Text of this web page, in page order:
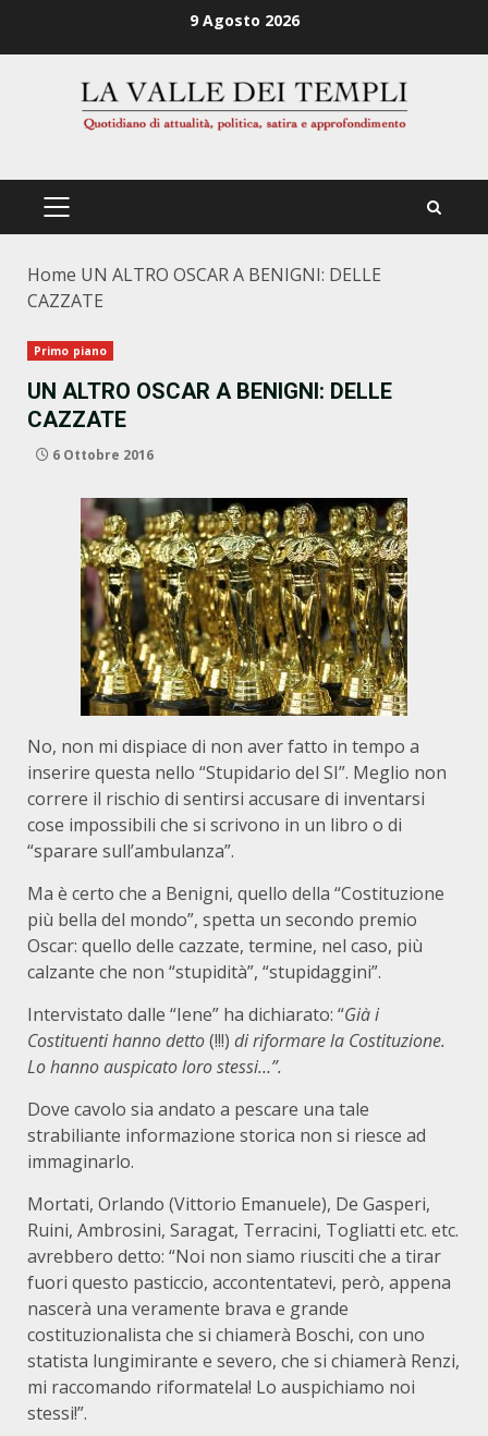
9 Agosto 2026
PRIMÄRES
Home UN ALTRO OSCAR A BENIGNI: DELLE
CAZZATE
Primo piano
UN ALTRO OSCAR A BENIGNI: DELLE
CAZZATE
6 Ottobre 2016
No, non mi dispiace di non aver fatto in tempo a
inserire questa nello “Stupidario del SI”. Meglio non
correre il rischio di sentirsi accusare di inventarsi
cose impossibili che si scrivono in un libro o di
“sparare sull’ambulanza”.
Ma è certo che a Benigni, quello della “Costituzione
più bella del mondo”, spetta un secondo premio
Oscar: quello delle cazzate, termine, nel caso, più
calzante che non “stupidità”, “stupidaggini”.
Intervistato dalle “Iene” ha dichiarato: “Già i
Costituenti hanno detto(!!!) di riformare la Costituzione.
Lo hanno auspicato loro stessi…”.
Dove cavolo sia andato a pescare una tale
strabiliante informazione storica non si riesce ad
immaginarlo.
Mortati, Orlando (Vittorio Emanuele), De Gasperi,
Ruini, Ambrosini, Saragat, Terracini, Togliatti etc. etc.
avrebbero detto: “Noi non siamo riusciti che a tirar
fuori questo pasticcio, accontentatevi, però, appena
nascerà una veramente brava e grande
costituzionalista che si chiamerà Boschi, con uno
statista lungimirante e severo, che si chiamerà Renzi,
mi raccomando riformatela! Lo auspichiamo noi
stessi!”.